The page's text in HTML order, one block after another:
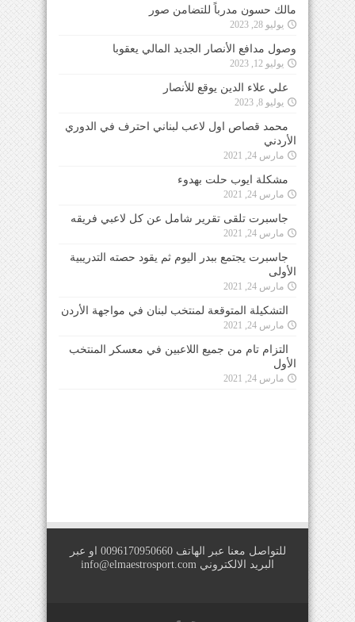
مالك حسون مدرباً للتضامن صور
يوليو 28, 2023
وصول مدافع الأنصار الجديد المالي يعقوبا
يوليو 12, 2023
علي علاء الدين يوقع للأنصار
يوليو 8, 2023
محمد قصاص اول لاعب لبناني احترف في الدوري
الأردني
مارس 24, 2021
مشكلة ايوب حلت بهدوء
مارس 24, 2021
جاسبرت تلقى تقرير شامل عن كل لاعبي فريقه
مارس 24, 2021
جاسبرت يجتمع ببدر اليوم ثم يقود حصته التدريبية
الأولى
مارس 24, 2021
التشكيلة المتوقعة لمنتخب لبنان في مواجهة الأردن
مارس 24, 2021
التزام تام من جميع اللاعبين في معسكر المنتخب
الأول
مارس 24, 2021
للتواصل معنا عبر الهاتف 0096170950660 او عبر
البريد الالكتروني info@elmaestrosport.com